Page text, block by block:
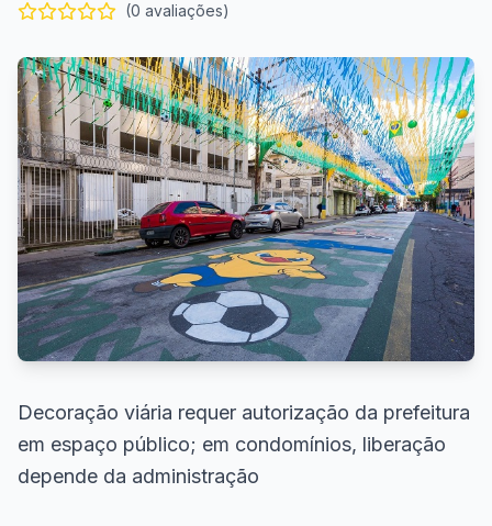
(0 avaliações)
Decoração viária requer autorização da prefeitura
em espaço público; em condomínios, liberação
depende da administração